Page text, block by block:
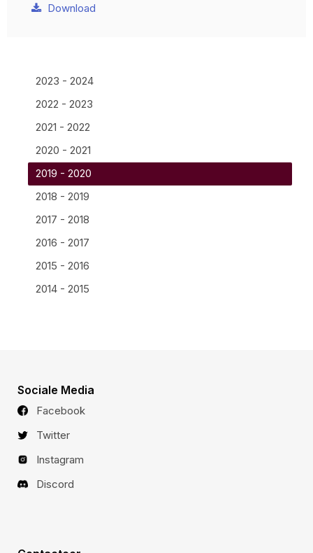
Download
2023 - 2024
2022 - 2023
2021 - 2022
2020 - 2021
2019 - 2020
2018 - 2019
2017 - 2018
2016 - 2017
2015 - 2016
2014 - 2015
Sociale Media
Facebook
Twitter
Instagram
Discord